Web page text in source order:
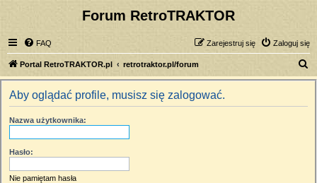
Forum RetroTRAKTOR
FAQ Zaloguj się
Zarejestruj się
Portal RetroTRAKTOR.pl retrotraktor.pl/forum
z
Aby oglądać profile, musisz się zalogować.
Nazwa użytkownika:
Hasło:
Nie pamiętam hasła